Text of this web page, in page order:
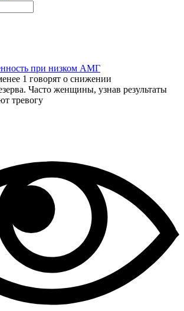
при низком АМГ
1 говорят о снижении
Часто женщины, узнав результаты
тревогу